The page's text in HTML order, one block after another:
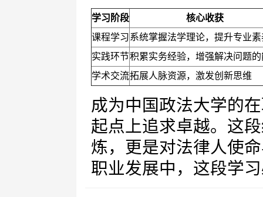
学习阶段
核心收获
课程学习系统掌握法学理论，提升专业素
实践环节积累实务经验，增强解决问题
学术交流拓展人脉资源，激发创新思维
成为中国政法大学的
起点上追求卓越。这
炼，更是对法律人使
职业发展中，这段学